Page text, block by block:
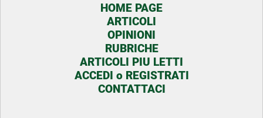
HOME PAGE
ARTICOLI
OPINIONI
RUBRICHE
ARTICOLI PIU LETTI
ACCEDI o REGISTRATI
CONTATTACI